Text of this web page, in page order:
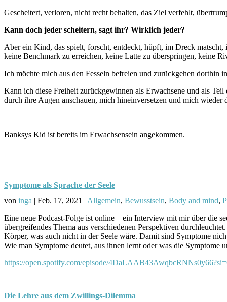
Gescheitert, verloren, nicht recht behalten, das Ziel verfehlt,
Kann doch jeder scheitern, sagt ihr? Wirklich jeder?
Aber ein Kind, das spielt, forscht, entdeckt, hüpft, im Dreck
keine Benchmark zu erreichen, keine Latte zu überspringen, keine
Ich möchte mich aus den Fesseln befreien und zurückgehen dorthin
Kann ich diese Freiheit zurückgewinnen als Erwachsene und als
durch ihre Augen anschauen, mich hineinversetzen und mich
Banksys Kid ist bereits im Erwachsensein angekommen.
Symptome als Sprache der Seele
von inga | Feb. 17, 2021 | Allgemein, Bewusstsein, Body and mind,
Eine neue Podcast-Folge ist online – ein Interview mit mir über die
übergreifendes Thema aus verschiedenen Perspektiven
Körper, was auch nicht in der Seele wäre. Damit sind Symptome
Wie man Symptome deutet, aus ihnen lernt oder was die
https://open.spotify.com/episode/
Die Lehre aus dem Zwillings-Dilemma